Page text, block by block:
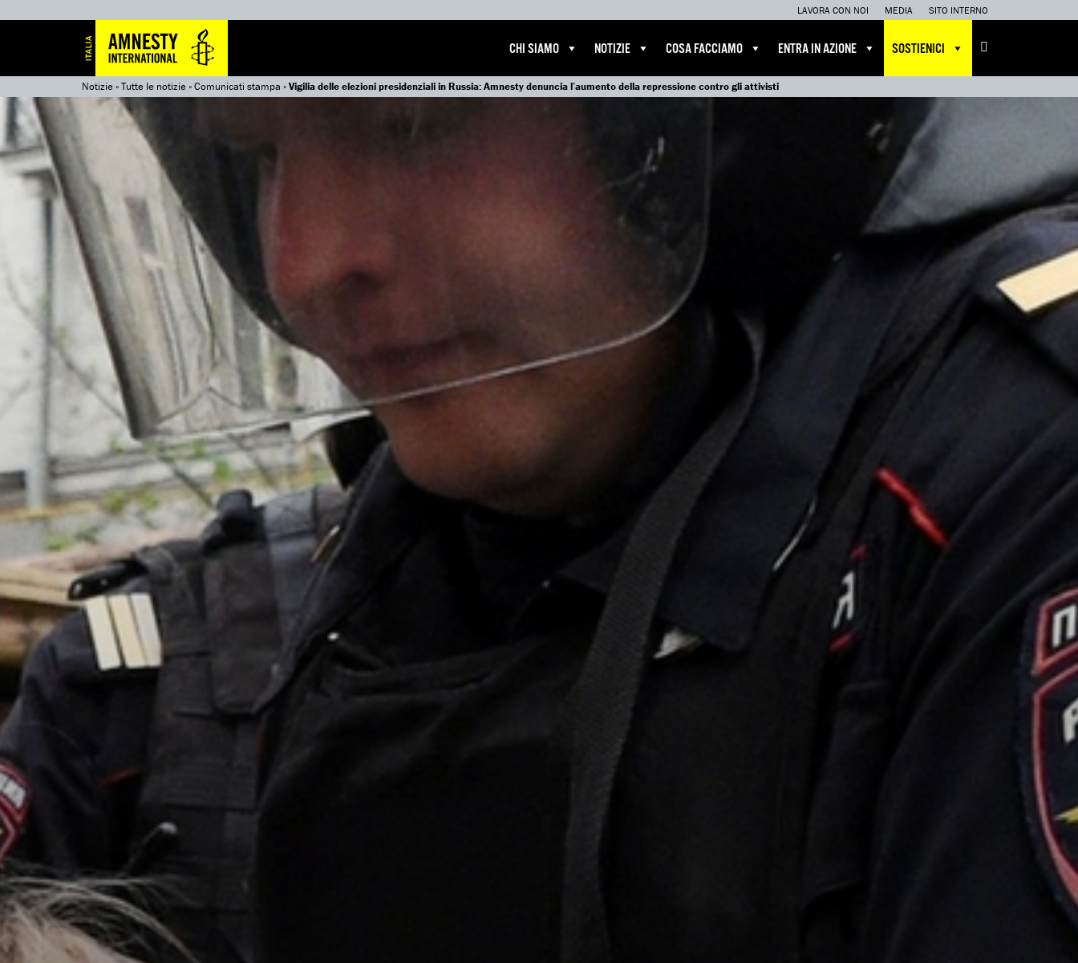
LAVORA CON NOI MEDIA SITO INTERNO
CHI SIAMO NOTIZIE COSA FACCIAMO ENTRA IN AZIONE SOSTIENICI
Notizie»Tutte le notizie»Comunicati stampa »Vigilia delle elezioni presidenziali in Russia: Amnesty denuncia l’aumento della repressione contro gli attivisti